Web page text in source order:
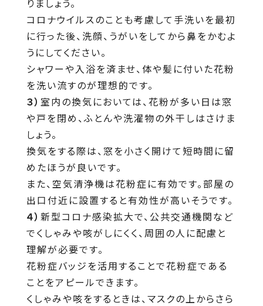
りましょう。
コロナウイルスのことも考慮して手洗いを最初
に行った後、洗顔、うがいをしてから鼻をかむよ
うにしてください。
シャワーや入浴を済ませ、体や髪に付いた花粉
を洗い流すのが理想的です。
３） 室内の換気においては、花粉が多い日は窓
や戸を閉め、ふとんや洗濯物の外干しはさけま
しょう。
換気をする際は、窓を小さく開けて短時間に留
めたほうが良いです。
また、空気清浄機は花粉症に有効です。部屋の
出口付近に設置すると有効性が高いそうです。
４） 新型コロナ感染拡大で、公共交通機関など
でくしゃみや咳がしにくく、周囲の人に配慮と
理解が必要です。
花粉症バッジを活用することで花粉症である
ことをアピールできます。
くしゃみや咳をするときは、マスクの上からさら